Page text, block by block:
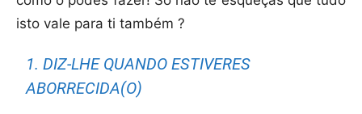
isto vale para ti também ?
1. DIZ-LHE QUANDO ESTIVERES
ABORRECIDA(O)